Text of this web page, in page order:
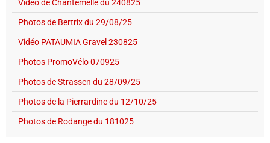
Vidéo de Chantemelle du 240825
Photos de Bertrix du 29/08/25
Vidéo PATAUMIA Gravel 230825
Photos PromoVélo 070925
Photos de Strassen du 28/09/25
Photos de la Pierrardine du 12/10/25
Photos de Rodange du 181025